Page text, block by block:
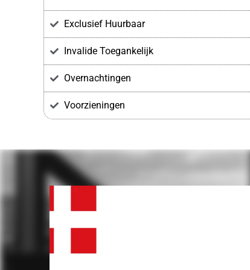
Exclusief Huurbaar
Invalide Toegankelijk
Overnachtingen
Voorzieningen